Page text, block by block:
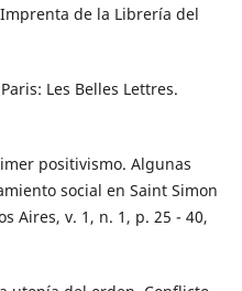
de la Librería del
Les Belles Lettres.
positivismo. Algunas
social en Saint Simon
Aires, v. 1, n. 1, p. 25 - 40,